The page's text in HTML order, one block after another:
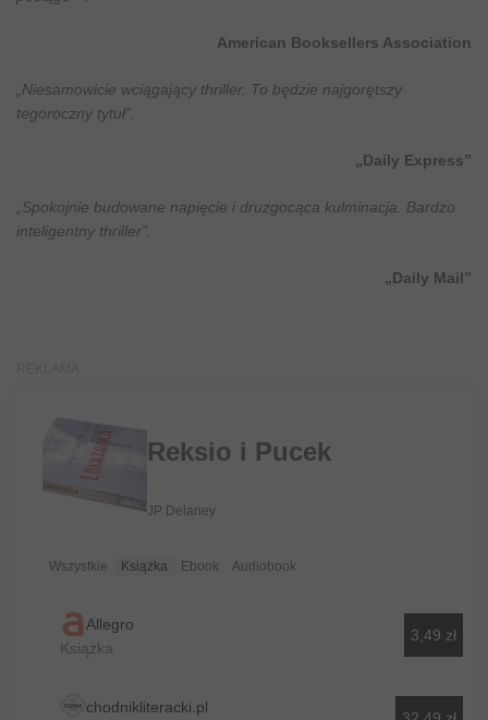
American Booksellers Association
„Niesamowicie wciągający thriller. To będzie najgorętszy
tegoroczny tytuł”.
„Daily Express”
„Spokojnie budowane napięcie i druzgocąca kulminacja. Bardzo
inteligentny thriller”.
„Daily Mail”